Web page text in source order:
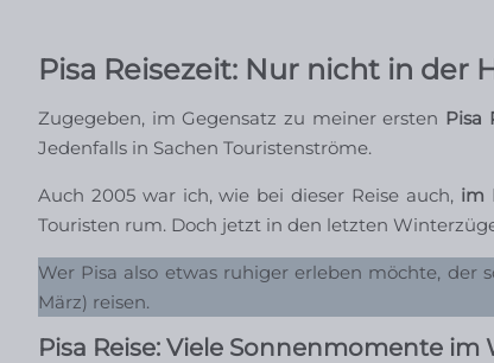
Pisa Reisezeit: Nur nicht in der
Zugegeben, im Gegensatz zu meiner ersten Pisa
Jedenfalls in Sachen Touristenströme.
Auch 2005 war ich, wie bei dieser Reise auch, im
Touristen rum. Doch jetzt in den letzten
Wer Pisa also etwas ruhiger erleben möchte, der
März) reisen.
Pisa Reise: Viele Sonnenmomente im